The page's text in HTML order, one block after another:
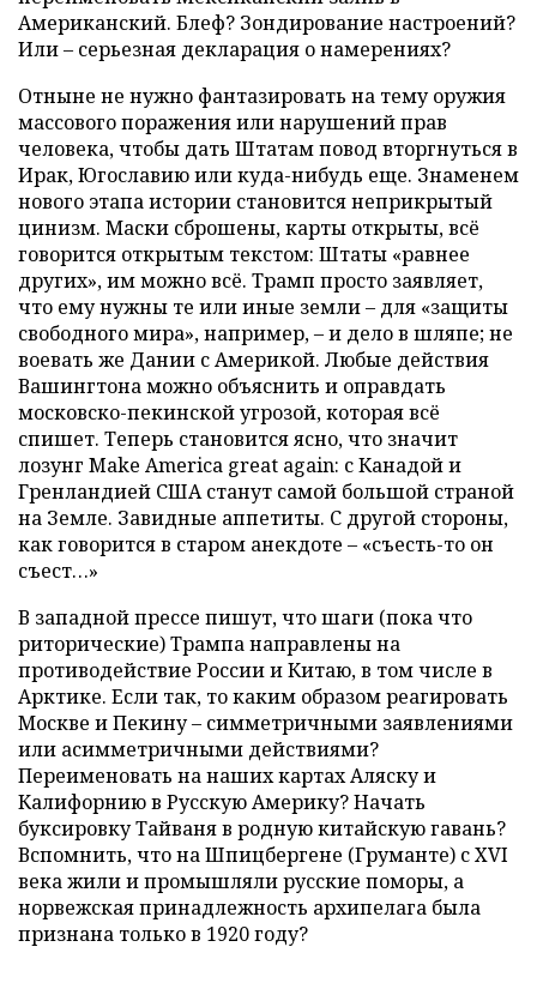
Американский. Блеф? Зондирование настроений?
Или – серьезная декларация о намерениях?
Отныне не нужно фантазировать на тему оружия
массового поражения или нарушений прав
человека, чтобы дать Штатам повод вторгнуться в
Ирак, Югославию или куда-нибудь еще. Знаменем
нового этапа истории становится неприкрытый
цинизм. Маски сброшены, карты открыты, всё
говорится открытым текстом: Штаты «равнее
других», им можно всё. Трамп просто заявляет,
что ему нужны те или иные земли – для «защиты
свободного мира», например, – и дело в шляпе; не
воевать же Дании с Америкой. Любые действия
Вашингтона можно объяснить и оправдать
московско-пекинской угрозой, которая всё
спишет. Теперь становится ясно, что значит
лозунг Make America great again: с Канадой и
Гренландией США станут самой большой страной
на Земле. Завидные аппетиты. С другой стороны,
как говорится в старом анекдоте – «съесть-то он
съест…»
В западной прессе пишут, что шаги (пока что
риторические) Трампа направлены на
противодействие России и Китаю, в том числе в
Арктике. Если так, то каким образом реагировать
Москве и Пекину – симметричными заявлениями
или асимметричными действиями?
Переименовать на наших картах Аляску и
Калифорнию в Русскую Америку? Начать
буксировку Тайваня в родную китайскую гавань?
Вспомнить, что на Шпицбергене (Груманте) с XVI
века жили и промышляли русские поморы, а
норвежская принадлежность архипелага была
признана только в 1920 году?